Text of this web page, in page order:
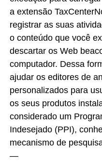
a extensão
registrar as suas
o conteúdo que você
descartar os Web
computador. Dessa
ajudar os editores de
personalizados para
os seus produtos
considerado um
Indesejado (PPI),
mecanismo de
—